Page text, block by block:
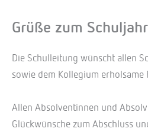
Grüße zum
Die Schulleitung wünscht allen
sowie dem Kollegium erholsame
Allen Absolventinnen und
Glückwünsche zum Abschluss